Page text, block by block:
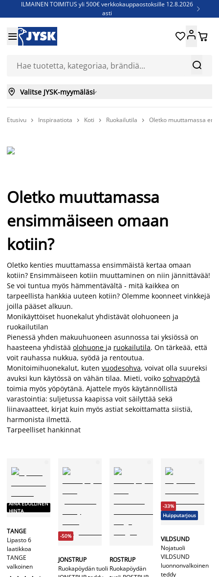
ILMAINEN TOIMITUS yli 500€ verkkokauppaostoksille 12.8.2026
asti

Jenkkisänkyjä - Säästä jopa 60%


 
 Valitse JYSK-myymäläsi
Etusivu  Inspiraatiota  Koti  Ruokailutila  Oletko muuttamassa
Oletko muuttamassa
ensimmäiseen omaan
kotiin?
Oletko kenties muuttamassa ensimmäistä kertaa omaan
kotiin? Ensimmäiseen kotiin muuttaminen on niin jännittävää!
Se voi tuntua myös hämmentävältä - mitä kaikkea on
tarpeellista hankkia uuteen kotiin? Olemme koonneet vinkkejä
joilla pääset alkuun.
Monikäyttöiset huonekalut yhdistävät olohuoneen ja
ruokailutilan
Pienessä yhden makuuhuoneen asunnossa tai yksiössä on
haasteena yhdistää olohuone ja ruokailutila. On tärkeää, että
voit rauhassa nukkua, syödä ja rentoutua.
Monitoimihuonekalut, kuten vuodesohva, voivat olla suureksi
avuksi kun käytössä on vähän tilaa. Mieti, voiko sohvapöytä
toimia myös yöpöytänä. Ajattele myös käytännöllistä
varastointia: suljetussa kaapissa voit säilyttää sekä
liinavaatteet, kirjat kuin myös astiat sekoittamatta siistiä,
harmonista ilmettä.
Tarpeelliset hankinnat
AINA EDULLINEN
HINTA
TANGE
Lipasto 6
laatikkoa
TANGE
valkoinen
-50%
JONSTRUP
Ruokapöydän tuoli
ROSTRUP
Ruokapöydän
-33%
Huipputarjous
VILDSUND
Nojatuoli
VILDSUND
luonnonvalkoinen
teddy